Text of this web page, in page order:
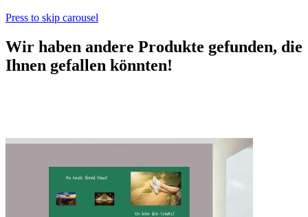
Press to skip carousel
Wir haben andere Produkte gefunden, die
Ihnen gefallen könnten!